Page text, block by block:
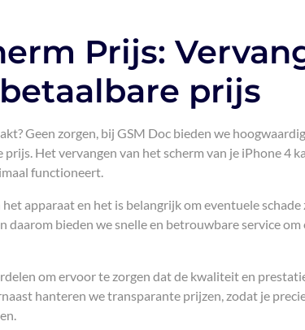
Prijs:
prijs
Geen zorgen, bij GSM Doc bieden we
Het vervangen van het scherm van je iPhone 4
functioneert.
apparaat en het is belangrijk om eventuele schade
daarom bieden we snelle en betrouwbare service
om ervoor te zorgen dat de kwaliteit en
hanteren we transparante prijzen, zodat je